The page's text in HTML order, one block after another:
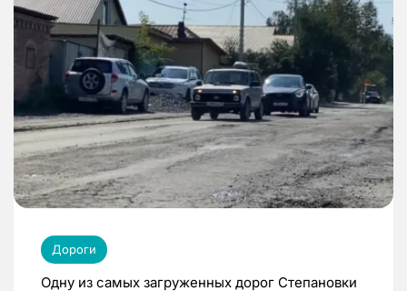
Дороги
Одну из самых загруженных дорог Степановки